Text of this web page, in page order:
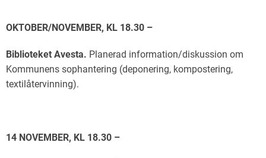
OKTOBER/NOVEMBER, KL 18.30 –
Biblioteket Avesta. Planerad information/diskussion om
Kommunens sophantering (deponering, kompostering,
textilåtervinning).
14 NOVEMBER, KL 18.30 –